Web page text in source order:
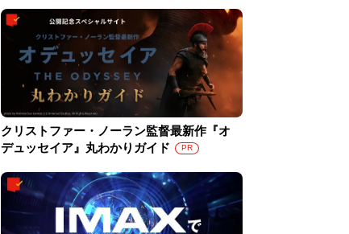
クリストファー・ノーラン監督最新作『オ
デュッセイア』丸わかりガイド
PR